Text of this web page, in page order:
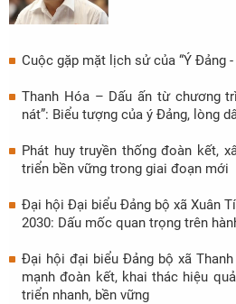
Cuộc gặp mặt lịch sử của “Ý Đảng -
Thanh Hóa – Dấu ấn từ chương
nát”: Biểu tượng của ý Đảng, lòng
Phát huy truyền thống đoàn kết,
triển bền vững trong giai đoạn mới
Đại hội Đại biểu Đảng bộ xã Xuân
2030: Dấu mốc quan trọng trên
Đại hội đại biểu Đảng bộ xã
mạnh đoàn kết, khai thác hiệu
triển nhanh, bền vững